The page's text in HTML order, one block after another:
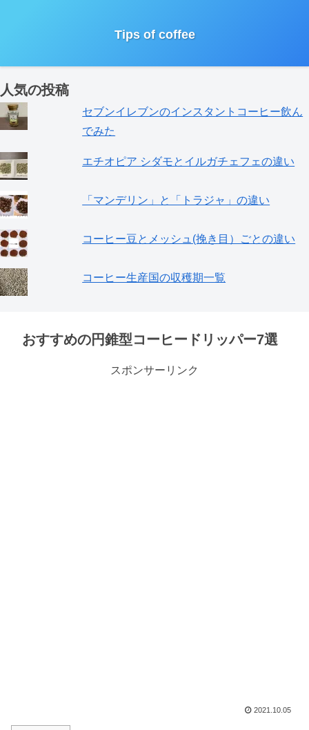
Tips of coffee
人気の投稿
セブンイレブンのインスタントコーヒー飲ん
でみた
エチオピア シダモとイルガチェフェの違い
「マンデリン」と「トラジャ」の違い
コーヒー豆とメッシュ(挽き目）ごとの違い
コーヒー生産国の収穫期一覧
おすすめの円錐型コーヒードリッパー7選
スポンサーリンク
2021.10.05